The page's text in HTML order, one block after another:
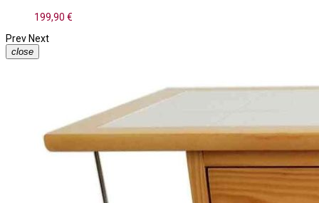
199,90 €
Prev Next
close